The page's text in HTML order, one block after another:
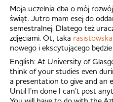
Moja uczelnia dba o mój
świąt. Jutro mam esej do
semestralnej. Dlatego też
zdjęciami. Ot, taka rasistowska
nowego i ekscytującego
English: At University of
think of your studies even
a presentation to give and an
Until I’m done I can’t post